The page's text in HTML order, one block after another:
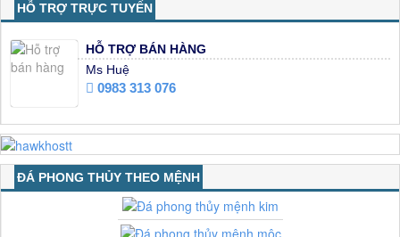
HỖ TRỢ TRỰC TUYẾN
HỖ TRỢ BÁN HÀNG
Ms Huệ
0983 313 076
ĐÁ PHONG THỦY THEO MỆNH